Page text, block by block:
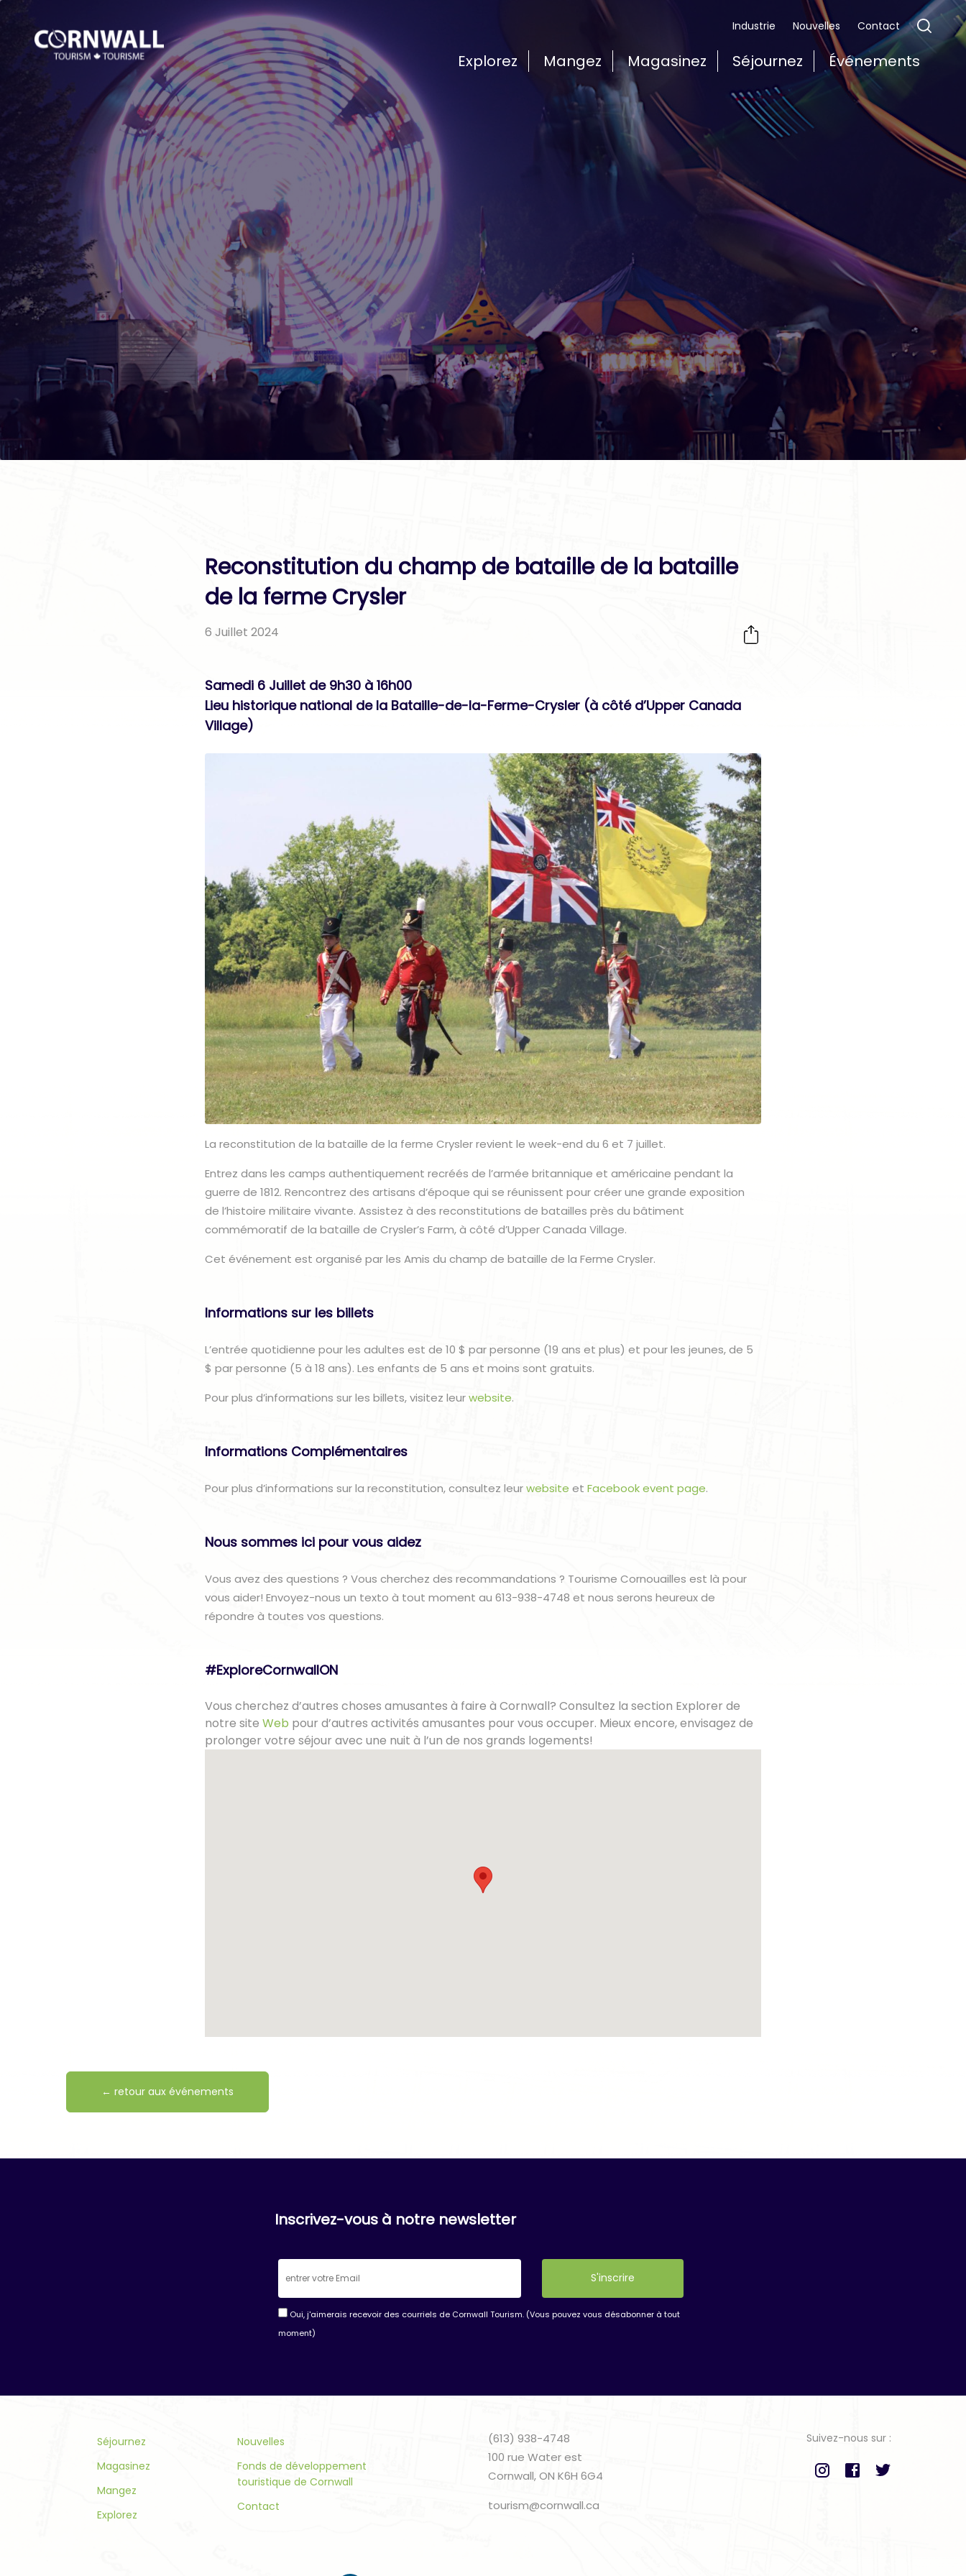
Industrie Nouvelles Contact
Explorez Mangez Magasinez Séjournez Événements
Reconstitution du champ de bataille de la bataille
de la ferme Crysler
6 Juillet 2024
Samedi 6 Juillet de 9h30 à 16h00
Lieu historique national de la Bataille-de-la-Ferme-Crysler (à côté d’Upper Canada
Village)
La reconstitution de la bataille de la ferme Crysler revient le week-end du 6 et 7 juillet.
Entrez dans les camps authentiquement recréés de l’armée britannique et américaine pendant la
guerre de 1812. Rencontrez des artisans d’époque qui se réunissent pour créer une grande exposition
de l’histoire militaire vivante. Assistez à des reconstitutions de batailles près du bâtiment
commémoratif de la bataille de Crysler’s Farm, à côté d’Upper Canada Village.
Cet événement est organisé par les Amis du champ de bataille de la Ferme Crysler.
Informations sur les billets
L’entrée quotidienne pour les adultes est de 10 $ par personne (19 ans et plus) et pour les jeunes, de 5
$ par personne (5 à 18 ans). Les enfants de 5 ans et moins sont gratuits.
Pour plus d’informations sur les billets, visitez leurwebsite.
Informations Complémentaires
Pour plus d’informations sur la reconstitution, consultez leurwebsite etFacebook event page.
Nous sommes ici pour vous aidez
Vous avez des questions ? Vous cherchez des recommandations ? Tourisme Cornouailles est là pour
vous aider! Envoyez-nous un texto à tout moment au 613-938-4748 et nous serons heureux de
répondre à toutes vos questions.
#ExploreCornwallON
Vous cherchez d’autres choses amusantes à faire à Cornwall? Consultez la section Explorer de
notre siteWeb pour d’autres activités amusantes pour vous occuper. Mieux encore, envisagez de
prolonger votre séjour avec une nuit à l’un de nos grands logements!
← retour aux événements
Inscrivez-vous à notre newsletter
Oui, j'aimerais recevoir des courriels de Cornwall Tourism. (Vous pouvez vous désabonner à tout
moment)
blank.
Séjournez
Magasinez
Mangez
Explorez
Nouvelles
Fonds de développement
touristique de Cornwall
Contact
(613) 938-4748
100 rue Water est
Cornwall, ON K6H 6G4
tourism@cornwall.ca
Suivez-nous sur :